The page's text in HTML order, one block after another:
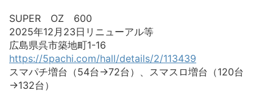
SUPER OZ 600
2025年12月23日リニューアル等
広島県呉市築地町1-16
https://5pachi.com/hall/details/2/113439
スマパチ増台（54台→72台）、スマスロ増台（120台
→132台）